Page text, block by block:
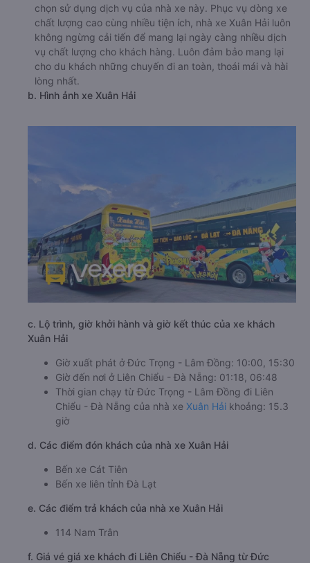
chọn sử dụng dịch vụ của nhà xe này. Phục vụ dòng xe
chất lượng cao cùng nhiều tiện ích, nhà xe Xuân Hải luôn
không ngừng cải tiến để mang lại ngày càng nhiều dịch
vụ chất lượng cho khách hàng. Luôn đảm bảo mang lại
cho du khách những chuyến đi an toàn, thoái mái và hài
lòng nhất.
b. Hình ảnh xe Xuân Hải
c. Lộ trình, giờ khởi hành và giờ kết thúc của xe khách
Xuân Hải
Giờ xuất phát ở Đức Trọng - Lâm Đồng: 10:00, 15:30
Giờ đến nơi ở Liên Chiểu - Đà Nẵng: 01:18, 06:48
Thời gian chạy từ Đức Trọng - Lâm Đồng đi Liên
Chiểu - Đà Nẵng của nhà xe Xuân Hải khoảng: 15.3
giờ
d. Các điểm đón khách của nhà xe Xuân Hải
Bến xe Cát Tiên
Bến xe liên tỉnh Đà Lạt
e. Các điểm trả khách của nhà xe Xuân Hải
114 Nam Trân
f. Giá vé giá xe khách đi Liên Chiểu - Đà Nẵng từ Đức